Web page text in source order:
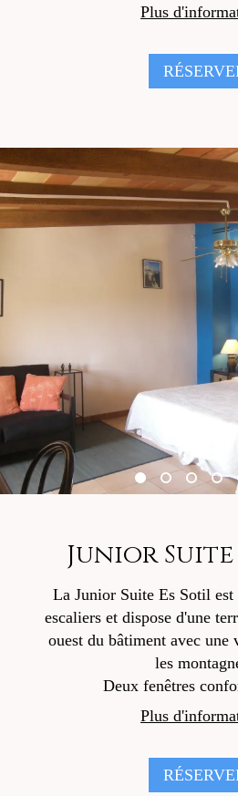
Plus
Junior
La Junior Suite Es Sotil est
escaliers et dispose d'une
ouest du bâtiment avec une
les
Deux fenêtres
Plus